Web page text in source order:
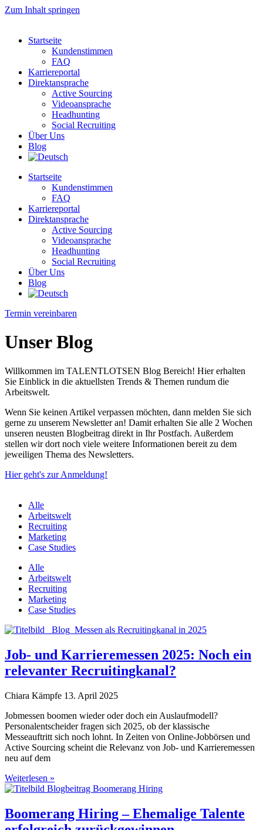
Zum Inhalt springen
Startseite
Kundenstimmen
FAQ
Karriereportal
Direktansprache
Active Sourcing
Videoansprache
Headhunting
Social Recruiting
Über Uns
Blog
Startseite
Kundenstimmen
FAQ
Karriereportal
Direktansprache
Active Sourcing
Videoansprache
Headhunting
Social Recruiting
Über Uns
Blog
Termin vereinbaren
Unser Blog
Willkommen im TALENTLOTSEN Blog Bereich! Hier erhalten
Sie Einblick in die aktuellsten Trends & Themen rundum die
Arbeitswelt.
Wenn Sie keinen Artikel verpassen möchten, dann melden Sie sich
gerne zu unserem Newsletter an! Damit erhalten Sie alle 2 Wochen
unseren neusten Blogbeitrag direkt in Ihr Postfach. Außerdem
stellen wir dort noch viele weitere Informationen bereit zu dem
jeweiligen Thema des Newsletters.
Hier geht's zur Anmeldung!
Alle
Arbeitswelt
Recruiting
Marketing
Case Studies
Alle
Arbeitswelt
Recruiting
Marketing
Case Studies
Job- und Karrieremessen 2025: Noch ein
relevanter Recruitingkanal?
Chiara Kämpfe 13. April 2025
Jobmessen boomen wieder oder doch ein Auslaufmodell?
Personalentscheider fragen sich 2025, ob der klassische
Messeauftritt sich noch lohnt. In Zeiten von Online-Jobbörsen und
Active Sourcing scheint die Relevanz von Job- und Karrieremessen
neu auf dem
Weiterlesen »
Boomerang Hiring – Ehemalige Talente